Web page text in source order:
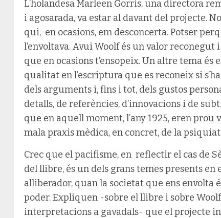
L’holandesa Marleen Gorris, una directora
i agosarada, va estar al davant del projecte.
qui, en ocasions, em desconcerta. Potser
l’envoltava. Avui Woolf és un valor
que en ocasions t’ensopeix. Un altre tema
qualitat en l’escriptura que es reconeix si
dels arguments i, fins i tot, dels gustos
detalls, de referències, d’innovacions i de
que en aquell moment, l’any 1925, eren prou
mala praxis mèdica, en concret, de la
Crec que el pacifisme, en reflectir el cas de
del llibre, és un dels grans temes presents en
alliberador, quan la societat que ens envolta
poder. Expliquen -sobre el llibre i sobre
interpretacions a gavadals- que el projecte